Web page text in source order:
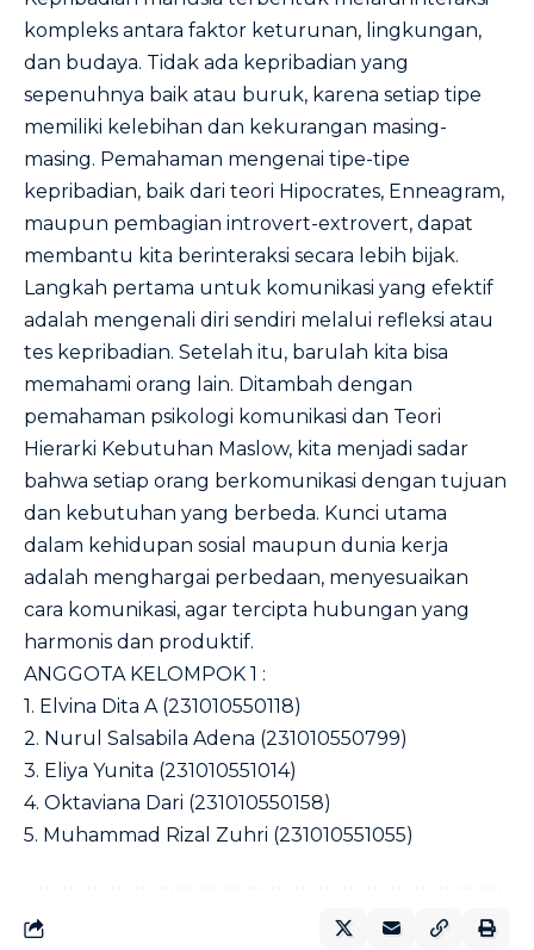
kompleks antara faktor keturunan, lingkungan,
dan budaya. Tidak ada kepribadian yang
sepenuhnya baik atau buruk, karena setiap tipe
memiliki kelebihan dan kekurangan masing-
masing. Pemahaman mengenai tipe-tipe
kepribadian, baik dari teori Hipocrates, Enneagram,
maupun pembagian introvert-extrovert, dapat
membantu kita berinteraksi secara lebih bijak.
Langkah pertama untuk komunikasi yang efektif
adalah mengenali diri sendiri melalui refleksi atau
tes kepribadian. Setelah itu, barulah kita bisa
memahami orang lain. Ditambah dengan
pemahaman psikologi komunikasi dan Teori
Hierarki Kebutuhan Maslow, kita menjadi sadar
bahwa setiap orang berkomunikasi dengan tujuan
dan kebutuhan yang berbeda. Kunci utama
dalam kehidupan sosial maupun dunia kerja
adalah menghargai perbedaan, menyesuaikan
cara komunikasi, agar tercipta hubungan yang
harmonis dan produktif.
ANGGOTA KELOMPOK 1 :
1. Elvina Dita A (231010550118)
2. Nurul Salsabila Adena (231010550799)
3. Eliya Yunita (231010551014)
4. Oktaviana Dari (231010550158)
5. Muhammad Rizal Zuhri (231010551055)